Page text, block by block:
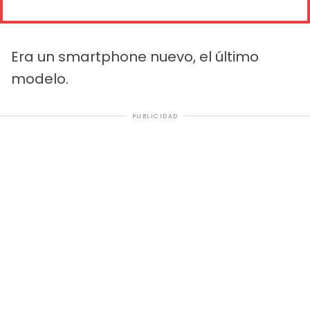
Era un smartphone nuevo, el último
modelo.
PUBLICIDAD